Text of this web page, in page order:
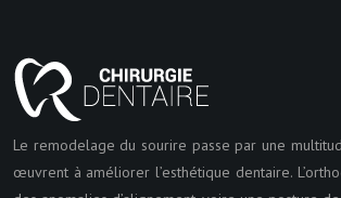
Le remodelage du sourire passe par une
œuvrent à améliorer l’esthétique dentaire.